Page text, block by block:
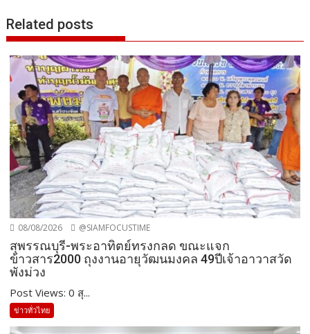
Related posts
08/08/2026 @SIAMFOCUSTIME
สุพรรณบุรี-พระอาทิตย์ทรงกลด ขณะแจก
ข้าวสาร2000 ถุงงานอายุวัฒนมงคล 49ปีเจ้าอาวาสวัด
พังม่วง
Post Views: 0 สุ...
ข่าวทั่วไทย